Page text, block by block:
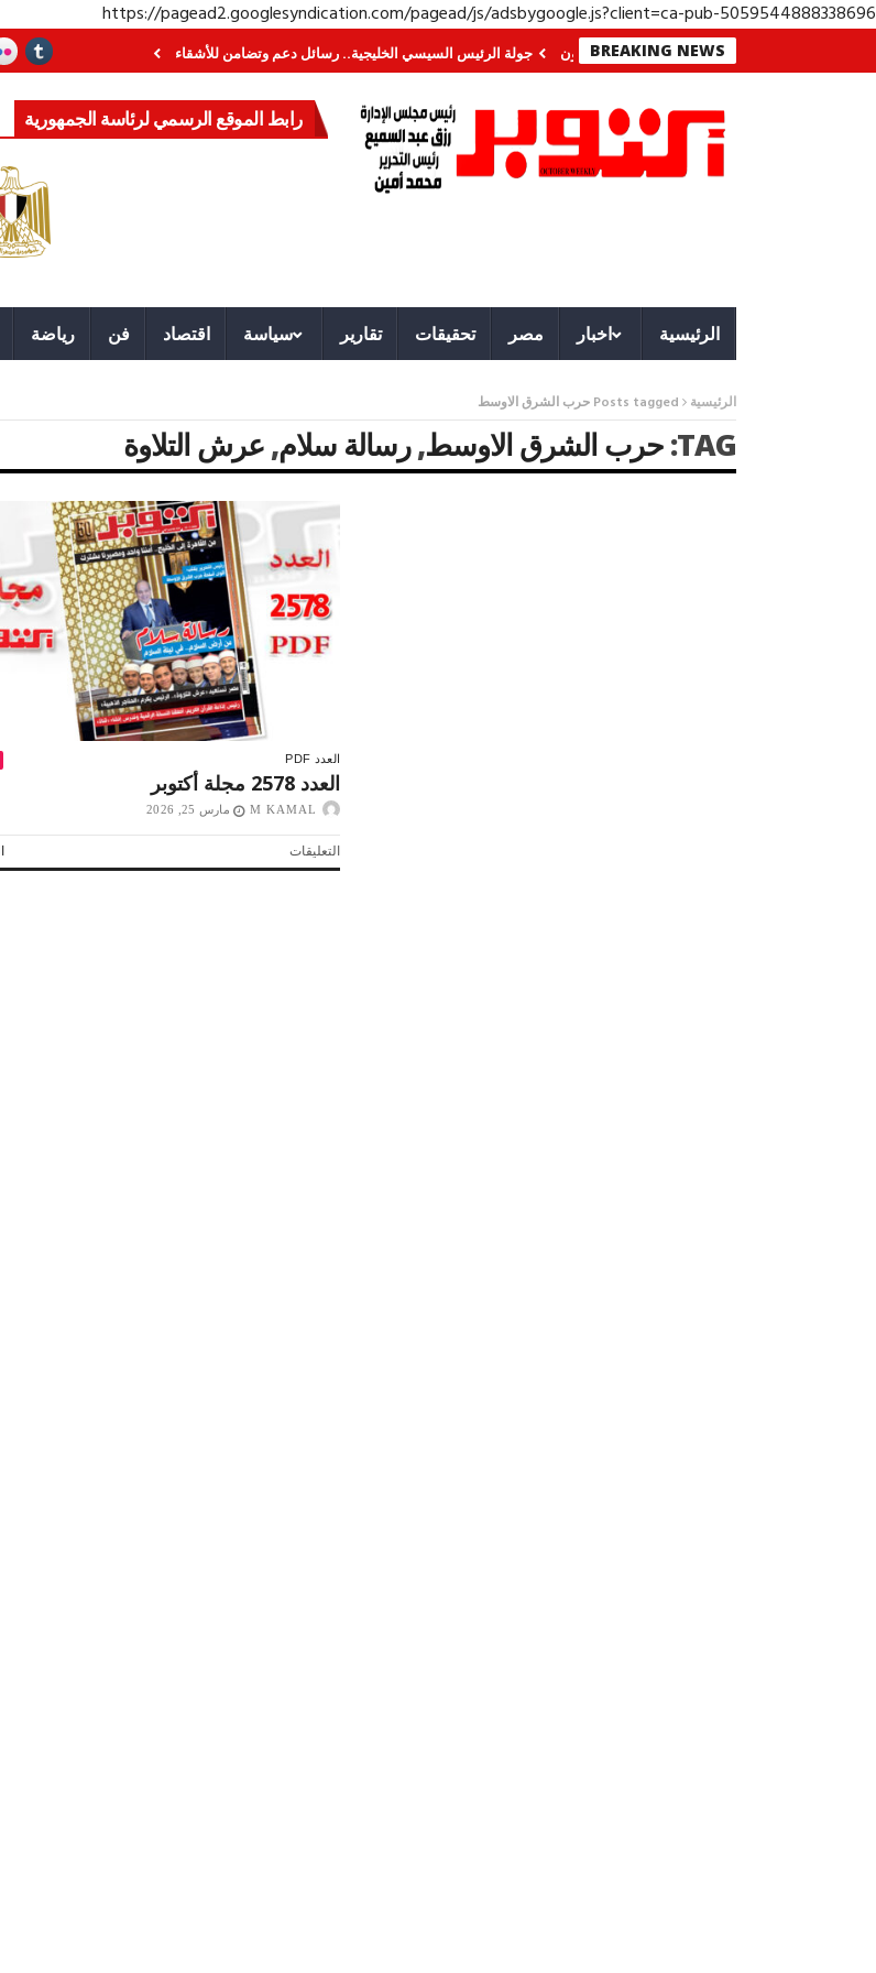
https://pagead2.googlesyndication.com/pagead/js/adsbygoogle.js?client=ca-pub-5059544888338696
BREAKING NEWS
في الجنوب؟ معركة لا تُرى.. وحراس لا ينامون جولة الرئيس السيسي الخليجية.. رسائل دعم وتضامن للأشقاء جهاز مستقبل مصر نموذجا..
رابط الموقع الرسمي لرئاسة الجمهورية
الرئيسية اخبار مصر تحقيقات تقارير سياسة اقتصاد فن رياضة
الرئيسية Posts tagged حرب الشرق الاوسط
TAG: حرب الشرق الاوسط,رسالة سلام,عرش التلاوة
العدد PDF
العدد 2578 مجلة أكتوبر
M KAMAL مارس 25, 2026
التعليقاتعلى
العدد